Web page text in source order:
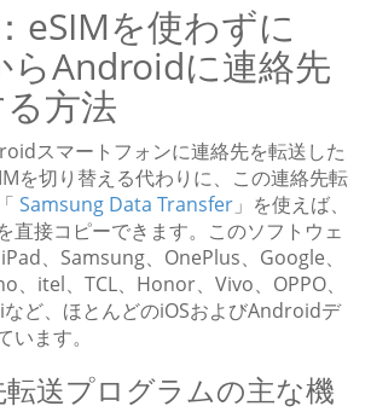
eSIMを使わずに
らAndroidに連絡先
方法
スマートフォンに連絡先を転送した
を切り替える代わりに、この連絡先転
Samsung Data Transfer 」を使えば、
直接コピーできます。このソフトウェ
、Samsung、OnePlus、Google、
、itel、TCL、Honor、Vivo、OPPO、
ど、ほとんどのiOSおよびAndroidデ
ます。
送プログラムの主な機